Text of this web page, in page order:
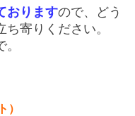
おりますので、どう
寄りください。
）